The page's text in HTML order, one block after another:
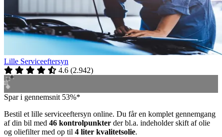
Lille Serviceeftersyn
4.6 (2.942)
Spar i gennemsnit 53%*
Bestil et lille serviceeftersyn online. Du får en komplet gennemgang
af din bil med 46 kontrolpunkter der bl.a. indeholder skift af olie
og oliefilter med op til 4 liter kvalitetsolie.